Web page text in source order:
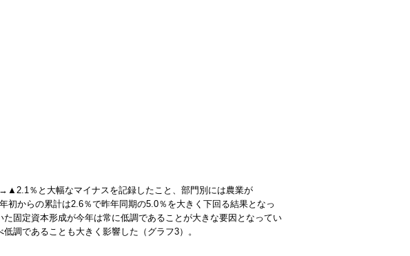
％と大幅なマイナスを記録したこと、部門別には農業が
からの累計は2.6％で昨年同期の5.0％を大きく下回る結果となっ
固定資本形成が今年は常に低調であることが大きな要因となってい
調であることも大きく影響した（グラフ3）。